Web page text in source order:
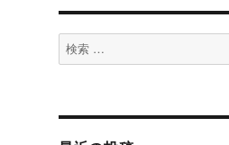
検
索